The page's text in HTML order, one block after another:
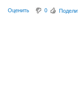
Оценить
0